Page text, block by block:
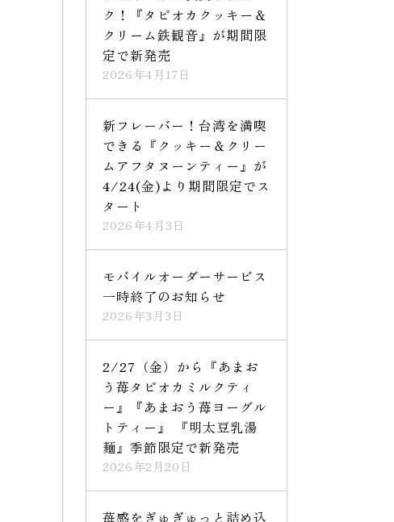
ク！『タピオカクッキー＆
クリーム鉄観音』が期間限
定で新発売
2026年4月17日
新フレーバー！台湾を満喫
できる『クッキー＆クリー
ムアフタヌーンティー』が
4/24(金)より期間限定でス
タート
2026年4月3日
モバイルオーダーサービス
一時終了のお知らせ
2026年3月3日
2/27（金）から『あまお
う苺タピオカミルクティ
ー』『あまおう苺ヨーグル
トティー』 『明太豆乳湯
麺』季節限定で新発売
2026年2月20日
苺感をぎゅぎゅっと詰め込